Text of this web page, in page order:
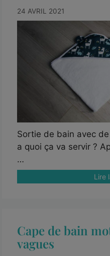
24 AVRIL 2021
Sortie de bain avec
a quoi ça va servir ?
…
Lire
Cape de bain
vagues